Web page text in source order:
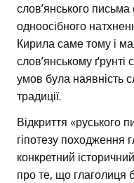
слов’янського
одноосібного
Кирила саме тому і
слов’янському
умов була наявність
традиції.
Відкриття «руського
гіпотезу походження
конкретний
про те, що глаголиця